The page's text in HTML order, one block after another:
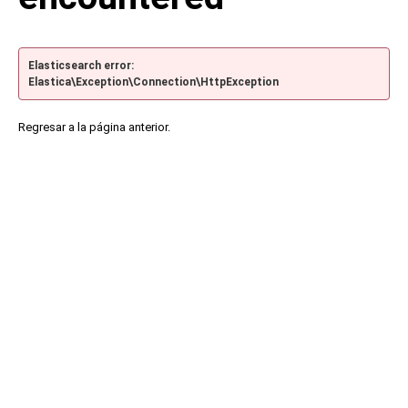
Elasticsearch error:
Elastica\Exception\Connection\HttpException
Regresar a la página anterior.